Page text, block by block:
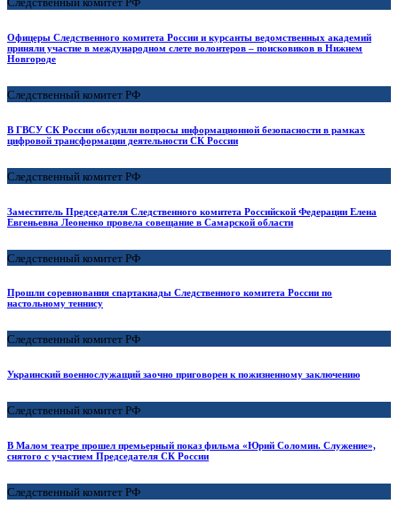
Офицеры Следственного комитета России и курсанты ведомственных академий
приняли участие в международном слете волонтеров – поисковиков в Нижнем
Новгороде
Следственный комитет РФ
В ГВСУ СК России обсудили вопросы информационной безопасности в рамках
цифровой трансформации деятельности CК России
Следственный комитет РФ
Заместитель Председателя Следственного комитета Российской Федерации Елена
Евгеньевна Леоненко провела совещание в Самарской области
Следственный комитет РФ
Прошли соревнования спартакиады Следственного комитета России по
настольному теннису
Следственный комитет РФ
Украинский военнослужащий заочно приговорен к пожизненному заключению
Следственный комитет РФ
В Малом театре прошел премьерный показ фильма «Юрий Соломин. Служение»,
снятого с участием Председателя СК России
Следственный комитет РФ